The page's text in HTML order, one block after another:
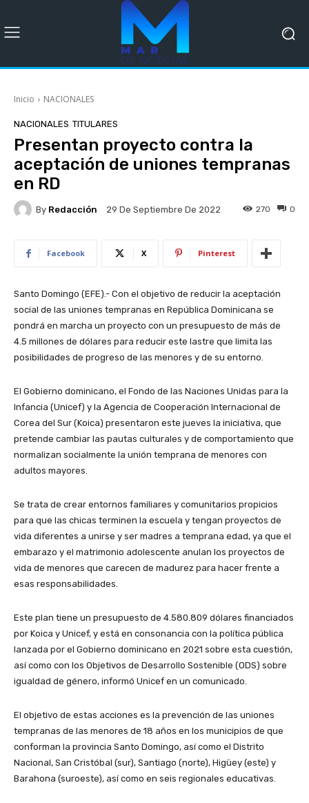
Inicio NACIONALES
NACIONALES TITULARES
Presentan proyecto contra la
aceptación de uniones tempranas
en RD
By Redacción 29 De Septiembre De 2022 0
270
Facebook X Pinterest
Santo Domingo (EFE).- Con el objetivo de reducir la aceptación
social de las uniones tempranas en República Dominicana se
pondrá en marcha un proyecto con un presupuesto de más de
4.5 millones de dólares para reducir este lastre que limita las
posibilidades de progreso de las menores y de su entorno.
El Gobierno dominicano, el Fondo de las Naciones Unidas para la
Infancia (Unicef) y la Agencia de Cooperación Internacional de
Corea del Sur (Koica) presentaron este jueves la iniciativa, que
pretende cambiar las pautas culturales y de comportamiento que
normalizan socialmente la unión temprana de menores con
adultos mayores.
Se trata de crear entornos familiares y comunitarios propicios
para que las chicas terminen la escuela y tengan proyectos de
vida diferentes a unirse y ser madres a temprana edad, ya que el
embarazo y el matrimonio adolescente anulan los proyectos de
vida de menores que carecen de madurez para hacer frente a
esas responsabilidades.
Este plan tiene un presupuesto de 4.580.809 dólares financiados
por Koica y Unicef, y está en consonancia con la política pública
lanzada por el Gobierno dominicano en 2021 sobre esta cuestión,
así como con los Objetivos de Desarrollo Sostenible (ODS) sobre
igualdad de género, informó Unicef en un comunicado.
El objetivo de estas acciones es la prevención de las uniones
tempranas de las menores de 18 años en los municipios de que
conforman la provincia Santo Domingo, así como el Distrito
Nacional, San Cristóbal (sur), Santiago (norte), Higüey (este) y
Barahona (suroeste), así como en seis regionales educativas.